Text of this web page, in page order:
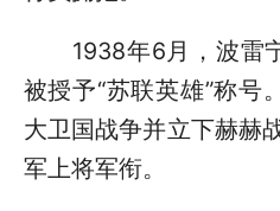
1938年6月，波雷宁
被授予“苏联英雄”称号
大卫国战争并立下赫赫
军上将军衔。